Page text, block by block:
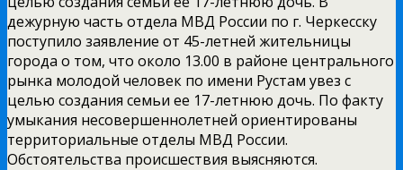
дежурную часть отдела МВД России по г. Черкесску
поступило заявление от 45­-летней жительницы
города о том, что около 13.00 в районе центрального
рынка молодой человек по имени Рустам увез с
целью создания семьи ее 17­-летнюю дочь. По факту
умыкания несовершеннолетней ориентированы
территориальные отделы МВД России.
Обстоятельства происшествия выясняются.